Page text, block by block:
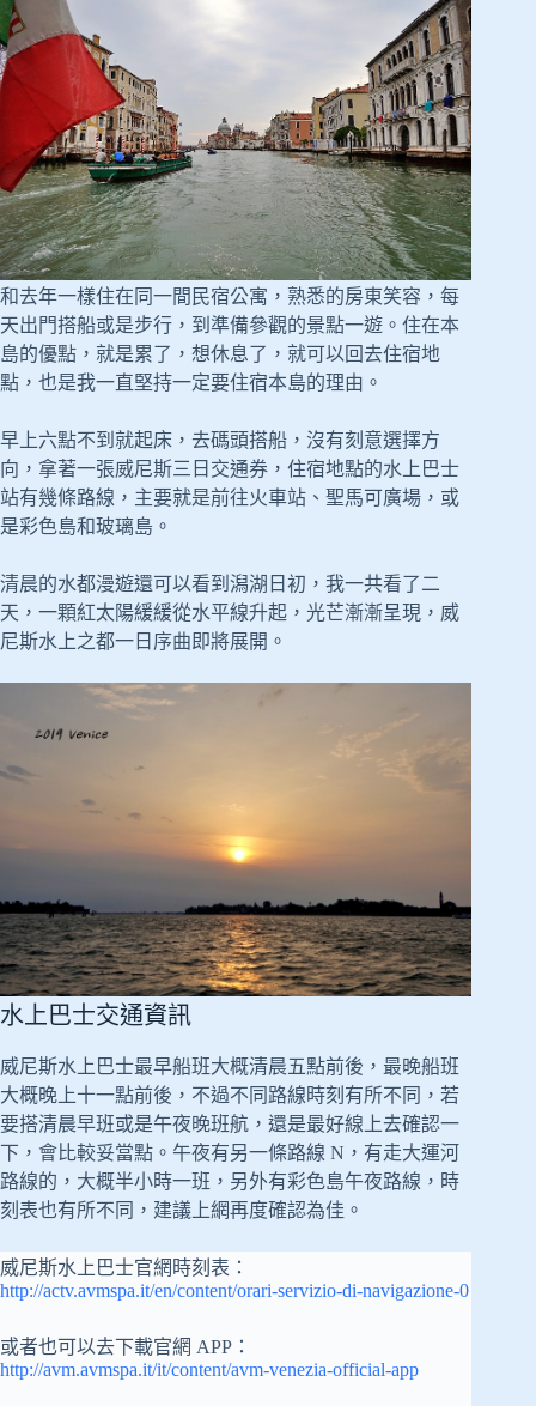
和去年一樣住在同一間民宿公寓，熟悉的房東笑容，每
天出門搭船或是步行，到準備參觀的景點一遊。住在本
島的優點，就是累了，想休息了，就可以回去住宿地
點，也是我一直堅持一定要住宿本島的理由。
早上六點不到就起床，去碼頭搭船，沒有刻意選擇方
向，拿著一張威尼斯三日交通券，住宿地點的水上巴士
站有幾條路線，主要就是前往火車站、聖馬可廣場，或
是彩色島和玻璃島。
清晨的水都漫遊還可以看到潟湖日初，我一共看了二
天，一顆紅太陽緩緩從水平線升起，光芒漸漸呈現，威
尼斯水上之都一日序曲即將展開。
水上巴士交通資訊
威尼斯水上巴士最早船班大概清晨五點前後，最晚船班
大概晚上十一點前後，不過不同路線時刻有所不同，若
要搭清晨早班或是午夜晚班航，還是最好線上去確認一
下，會比較妥當點。午夜有另一條路線 N，有走大運河
路線的，大概半小時一班，另外有彩色島午夜路線，時
刻表也有所不同，建議上網再度確認為佳。
威尼斯水上巴士官網時刻表：
http://actv.avmspa.it/en/content/orari-servizio-di-navigazione-0
或者也可以去下載官網 APP：
http://avm.avmspa.it/it/content/avm-venezia-official-app